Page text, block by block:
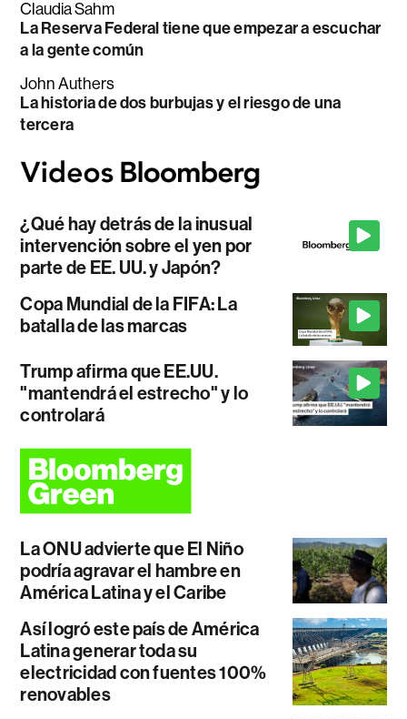
Claudia Sahm
La Reserva Federal tiene que empezar a escuchar
a la gente común
John Authers
La historia de dos burbujas y el riesgo de una
tercera
¿Qué hay detrás de la inusual
intervención sobre el yen por
parte de EE. UU. y Japón?
Copa Mundial de la FIFA: La
batalla de las marcas
Trump afirma que EE.UU.
"mantendrá el estrecho" y lo
controlará
La ONU advierte que El Niño
podría agravar el hambre en
América Latina y el Caribe
Así logró este país de América
Latina generar toda su
electricidad con fuentes 100%
renovables